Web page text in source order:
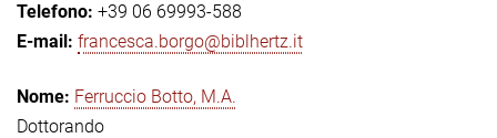
+39 06 69993-588
francesca.borgo@biblhertz.it
Ferruccio Botto, M.A.
Dottorando